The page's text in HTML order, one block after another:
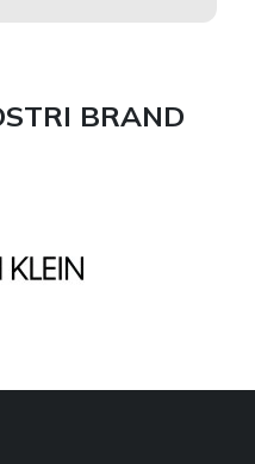
BRAND